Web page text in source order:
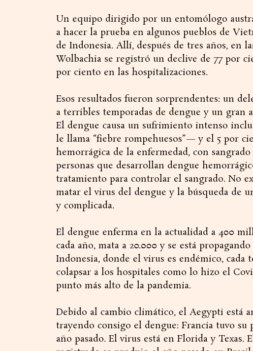
Un equipo dirigido por un entomólogo
a hacer la prueba en algunos pueblos de
de Indonesia. Allí, después de tres años, en
Wolbachia se registró un declive de 77 por
por ciento en las hospitalizaciones.
Esos resultados fueron sorprendentes: un
a terribles temporadas de dengue y un gran
El dengue causa un sufrimiento intenso
le llama “fiebre rompehuesos”— y el 5 por
hemorrágica de la enfermedad, con
personas que desarrollan dengue
tratamiento para controlar el sangrado. No
matar el virus del dengue y la búsqueda de
y complicada.
El dengue enferma en la actualidad a 400
cada año, mata a 20.000 y se está
Indonesia, donde el virus es endémico, cada
colapsar a los hospitales como lo hizo el
punto más alto de la pandemia.
Debido al cambio climático, el Aegypti está
trayendo consigo el dengue: Francia tuvo
año pasado. El virus está en Florida y Texas.